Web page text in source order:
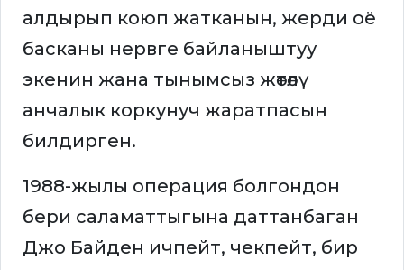
алдырып коюп жатканын, жерди оё
басканы нервге байланыштуу
экенин жана тынымсыз жөтөлү
анчалык коркунуч жаратпасын
билдирген.
1988-жылы операция болгондон
бери саламаттыгына даттанбаган
Джо Байден ичпейт, чекпейт, бир